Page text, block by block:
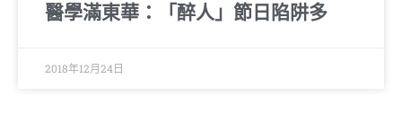
醫學滿東華：「醉人」節日陷阱多
2018年12月24日